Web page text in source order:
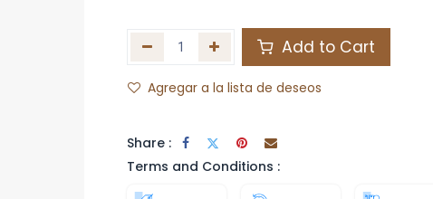
Add to Cart
Agregar a la lista de deseos
Share :
Terms and Conditions :